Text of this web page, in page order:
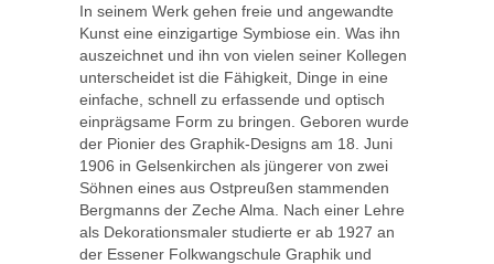
In seinem Werk gehen freie und angewandte
Kunst eine einzigartige Symbiose ein. Was ihn
auszeichnet und ihn von vielen seiner Kollegen
unterscheidet ist die Fähigkeit, Dinge in eine
einfache, schnell zu erfassende und optisch
einprägsame Form zu bringen. Geboren wurde
der Pionier des Graphik-Designs am 18. Juni
1906 in Gelsenkirchen als jüngerer von zwei
Söhnen eines aus Ostpreußen stammenden
Bergmanns der Zeche Alma. Nach einer Lehre
als Dekorationsmaler studierte er ab 1927 an
der Essener Folkwangschule Graphik und